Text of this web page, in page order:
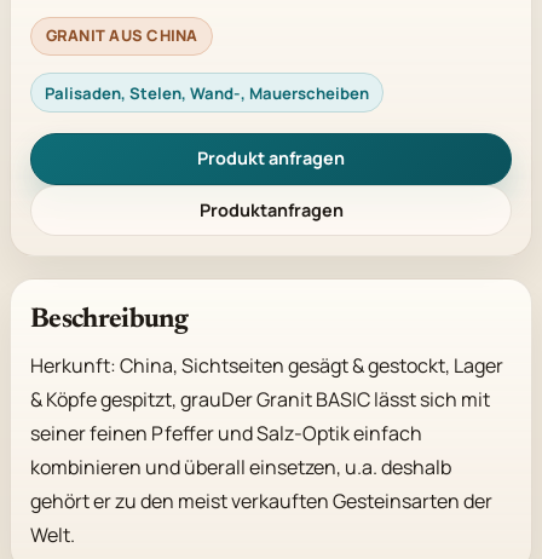
GRANIT AUS CHINA
Palisaden, Stelen, Wand-, Mauerscheiben
Produkt anfragen
Produktanfragen
Beschreibung
Herkunft: China, Sichtseiten gesägt & gestockt, Lager
& Köpfe gespitzt, grauDer Granit BASIC lässt sich mit
seiner feinen Pfeffer und Salz-Optik einfach
kombinieren und überall einsetzen, u.a. deshalb
gehört er zu den meist verkauften Gesteinsarten der
Welt.